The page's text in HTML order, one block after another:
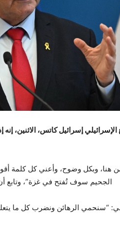
إسرائيل كاتس، الاثنين،
هنا، وبكل وضوح، وأعني كل كلمة
الجحيم سوف تُفتح في غزة”، وتابع
“سنحمي الرهائن ونضرب كل